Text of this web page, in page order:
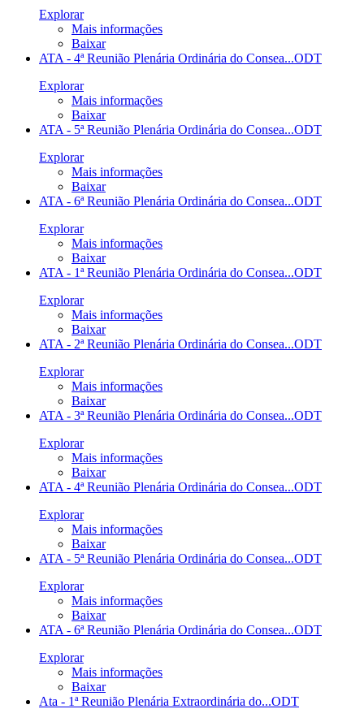
Explorar
Mais informações
Baixar
ATA - 4ª Reunião Plenária Ordinária do Consea...ODT
Explorar
Mais informações
Baixar
ATA - 5ª Reunião Plenária Ordinária do Consea...ODT
Explorar
Mais informações
Baixar
ATA - 6ª Reunião Plenária Ordinária do Consea...ODT
Explorar
Mais informações
Baixar
ATA - 1ª Reunião Plenária Ordinária do Consea...ODT
Explorar
Mais informações
Baixar
ATA - 2ª Reunião Plenária Ordinária do Consea...ODT
Explorar
Mais informações
Baixar
ATA - 3ª Reunião Plenária Ordinária do Consea...ODT
Explorar
Mais informações
Baixar
ATA - 4ª Reunião Plenária Ordinária do Consea...ODT
Explorar
Mais informações
Baixar
ATA - 5ª Reunião Plenária Ordinária do Consea...ODT
Explorar
Mais informações
Baixar
ATA - 6ª Reunião Plenária Ordinária do Consea...ODT
Explorar
Mais informações
Baixar
Ata - 1ª Reunião Plenária Extraordinária do...ODT